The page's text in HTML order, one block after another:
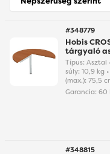
#348779
Hobis
tárgyaló
Típus: Asztal
súly: 10,9 kg
(max.): 75,5
Garancia: 60
#348815